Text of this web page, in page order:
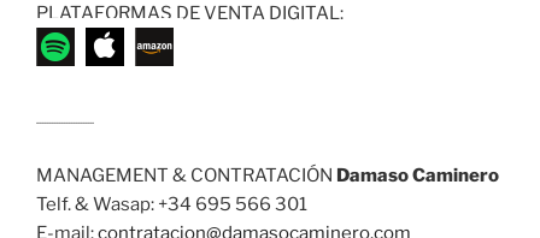
PLATAFORMAS DE VENTA DIGITAL:
MANAGEMENT & CONTRATACIÓN Damaso Caminero
Telf. & Wasap: +34 695 566 301
E-mail:contratacion@damasocaminero.com